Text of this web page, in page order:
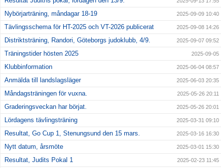
Nybörjarträning, måndagar 18-19 2025-09-09 10:40
Tävlingsschema för HT-2025 och VT-2026 publicerat 2025-09-08 14:26
Distriktsträning, Randori, Göteborgs judoklubb, 4/9. 2025-09-07 09:52
Träningstider hösten 2025 2025-09-05
Klubbinformation 2025-06-04 08:57
Anmälda till landslagsläger 2025-06-03 20:35
Måndagsträningen för vuxna. 2025-05-26 20:11
Graderingsveckan har börjat. 2025-05-26 20:01
Lördagens tävlingsträning 2025-03-31 09:10
Resultat, Go Cup 1, Stenungsund den 15 mars. 2025-03-16 16:30
Nytt datum, årsmöte 2025-03-01 15:30
Resultat, Judits Pokal 1 2025-02-23 11:45